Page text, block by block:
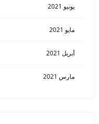
يونيو 2021
مايو 2021
أبريل 2021
مارس 2021